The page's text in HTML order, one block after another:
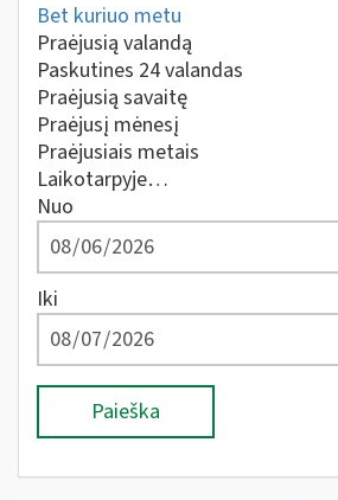
Bet kuriuo metu
Praėjusią valandą
Paskutines 24 valandas
Praėjusią savaitę
Praėjusį mėnesį
Praėjusiais metais
Laikotarpyje…
Nuo
Iki
Paieška